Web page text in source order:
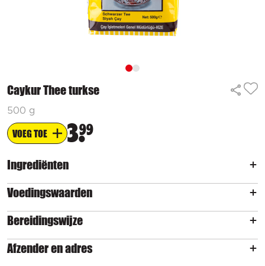
Caykur Thee turkse
500 g
VOEG TOE 399
Ingrediënten
Voedingswaarden
Bereidingswijze
Afzender en adres